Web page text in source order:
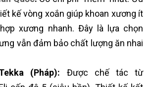
kế vòng xoắn giúp khoan xương ít
xương nhanh. Đây là lựa chọn
vẫn đảm bảo chất lượng ăn nhai
(Pháp): Được chế tác từ